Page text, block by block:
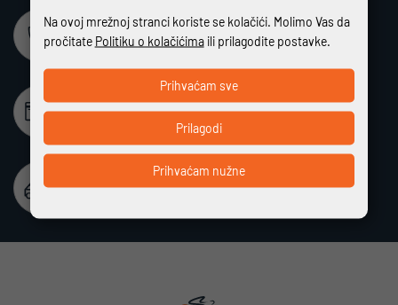
Sigurna online kupovina
Potpuno zaštićeno i sigurno plaćanje
Beskamatno plaćanje
Različiti način plaćanja na rate bez kamata
Na ovoj mrežnoj stranci koriste se kolačići. Molimo Vas da
pročitate Politiku o kolačićimaili prilagodite postavke.
Prihvaćam nužne
Prilagodi
Prihvaćam sve